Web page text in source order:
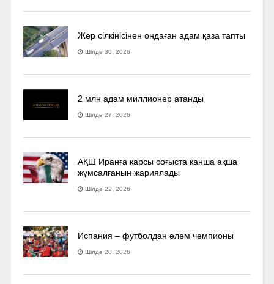
Жер сілкінісінен ондаған адам қаза тапты
Шілде 30, 2026
2 млн адам миллионер атанды
Шілде 27, 2026
АҚШ Иранға қарсы соғыста қанша ақша
жұмсалғанын жариялады
Шілде 22, 2026
Испания – футболдан әлем чемпионы
Шілде 20, 2026